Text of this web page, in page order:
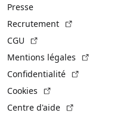
Presse
Recrutement
CGU
Mentions légales
Confidentialité
Cookies
Centre d'aide